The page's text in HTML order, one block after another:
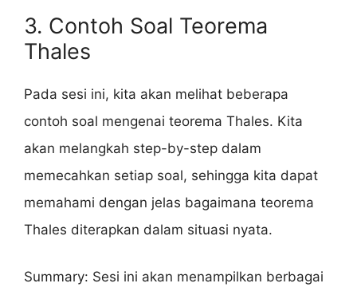
3. Contoh Soal Teorema
Thales
Pada sesi ini, kita akan melihat beberapa
contoh soal mengenai teorema Thales. Kita
akan melangkah step-by-step dalam
memecahkan setiap soal, sehingga kita dapat
memahami dengan jelas bagaimana teorema
Thales diterapkan dalam situasi nyata.
Summary: Sesi ini akan menampilkan berbagai